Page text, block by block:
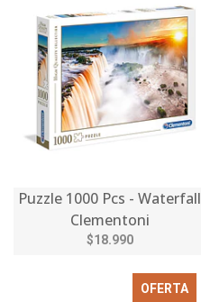
Puzzle 1000 Pcs - Waterfall
Clementoni
$18.990
OFERTA